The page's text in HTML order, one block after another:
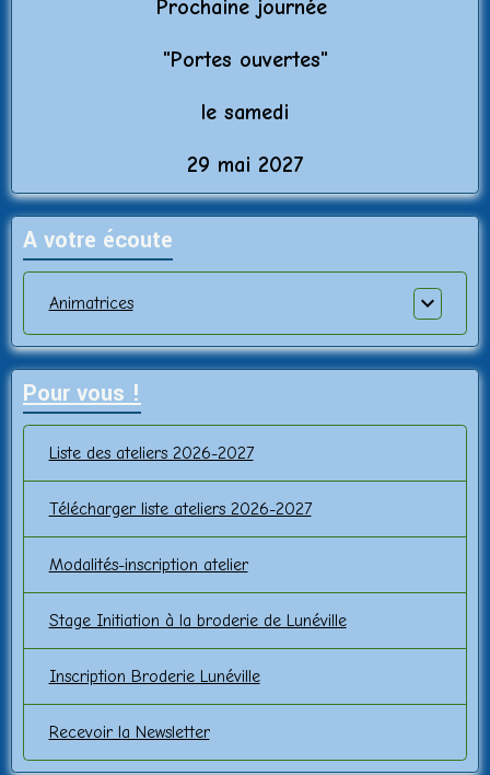
Prochaine journée
"Portes ouvertes"
le samedi
29 mai 2027
A votre écoute
Animatrices
Pour vous !
Liste des ateliers 2026-2027
Télécharger liste ateliers 2026-2027
Modalités-inscription atelier
Stage Initiation à la broderie de Lunéville
Inscription Broderie Lunéville
Recevoir la Newsletter